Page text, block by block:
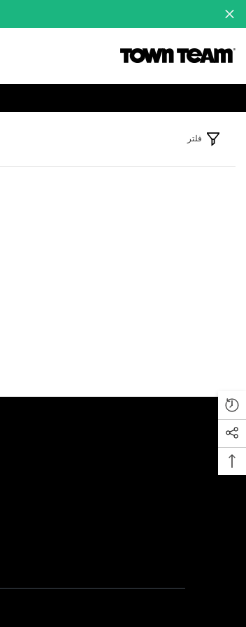
الانتقال إلى المحتوى
فلتر